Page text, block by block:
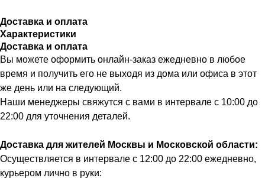
Доставка и оплата
Характеристики
Доставка и оплата
Вы можете оформить онлайн-заказ ежедневно в любое
время и получить его не выходя из дома или офиса в этот
же день или на следующий.
Наши менеджеры свяжутся с вами в интервале с 10:00 до
22:00 для уточнения деталей.
Доставка для жителей Москвы и Московской области:
Осуществляется в интервале с 12:00 до 22:00 ежедневно,
курьером лично в руки: